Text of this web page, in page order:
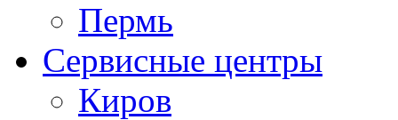
Пермь
Сервисные центры
Киров